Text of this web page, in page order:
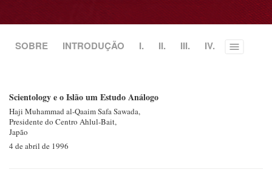
SOBRE INTRODUÇÃO I. II. III. IV. Toggle
Scientology e o Islão um Estudo Análogo
Haji Muhammad al-QaaimSafa Sawada,
Presidente do Centro Ahlul-Bait,
Japão
4 de abril de 1996